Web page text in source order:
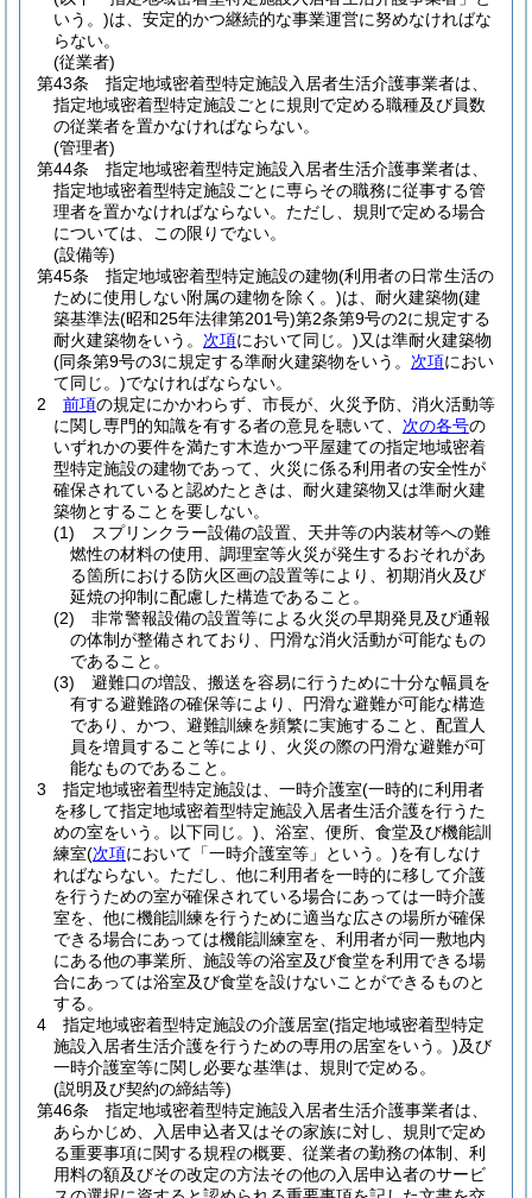
いう。)は、安定的かつ継続的な事業運営に努めなければな
らない。
(従業者)
第43条
指定地域密着型特定施設入居者生活介護事業者は、
指定地域密着型特定施設ごとに規則で定める職種及び員数
の従業者を置かなければならない。
(管理者)
第44条
指定地域密着型特定施設入居者生活介護事業者は、
指定地域密着型特定施設ごとに専らその職務に従事する管
理者を置かなければならない。 ただし、規則で定める場合
については、この限りでない。
(設備等)
第45条
指定地域密着型特定施設の建物(利用者の日常生活の
ために使用しない附属の建物を除く。)は、耐火建築物(建
築基準法(昭和25年法律第201号)第2条第9号の2に規定する
耐火建築物をいう。 次項において同じ。)又は準耐火建築物
(同条第9号の3に規定する準耐火建築物をいう。 次項におい
て同じ。)でなければならない。
2
前項の規定にかかわらず、市長が、火災予防、消火活動等
に関し専門的知識を有する者の意見を聴いて、 次の各号の
いずれかの要件を満たす木造かつ平屋建ての指定地域密着
型特定施設の建物であって、火災に係る利用者の安全性が
確保されていると認めたときは、耐火建築物又は準耐火建
築物とすることを要しない。
(1)
スプリンクラー設備の設置、天井等の内装材等への難
燃性の材料の使用、調理室等火災が発生するおそれがあ
る箇所における防火区画の設置等により、初期消火及び
延焼の抑制に配慮した構造であること。
(2)
非常警報設備の設置等による火災の早期発見及び通報
の体制が整備されており、円滑な消火活動が可能なもの
であること。
(3)
避難口の増設、搬送を容易に行うために十分な幅員を
有する避難路の確保等により、円滑な避難が可能な構造
であり、かつ、避難訓練を頻繁に実施すること、配置人
員を増員すること等により、火災の際の円滑な避難が可
能なものであること。
3
指定地域密着型特定施設は、一時介護室(一時的に利用者
を移して指定地域密着型特定施設入居者生活介護を行うた
めの室をいう。以下同じ。) 、浴室、便所、食堂及び機能訓
練室(次項において「一時介護室等」という。)を有しなけ
ればならない。 ただし、他に利用者を一時的に移して介護
を行うための室が確保されている場合にあっては一時介護
室を、他に機能訓練を行うために適当な広さの場所が確保
できる場合にあっては機能訓練室を、利用者が同一敷地内
にある他の事業所、施設等の浴室及び食堂を利用できる場
合にあっては浴室及び食堂を設けないことができるものと
する。
4
指定地域密着型特定施設の介護居室(指定地域密着型特定
施設入居者生活介護を行うための専用の居室をいう。)及び
一時介護室等に関し必要な基準は、規則で定める。
(説明及び契約の締結等)
第46条
指定地域密着型特定施設入居者生活介護事業者は、
あらかじめ、入居申込者又はその家族に対し、規則で定め
る重要事項に関する規程の概要、従業者の勤務の体制、利
用料の額及びその改定の方法その他の入居申込者のサービ